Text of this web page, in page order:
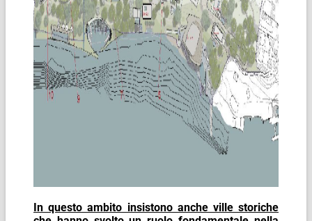
In questo ambito insistono anche ville storiche